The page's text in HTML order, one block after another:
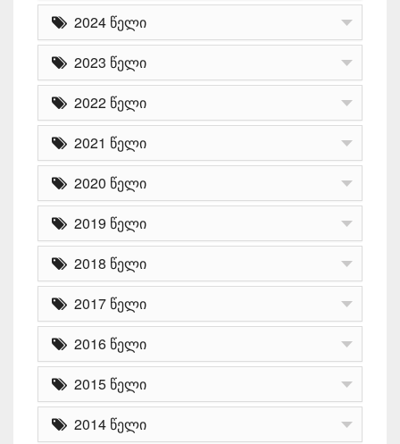
2024 წელი
2023 წელი
2022 წელი
2021 წელი
2020 წელი
2019 წელი
2018 წელი
2017 წელი
2016 წელი
2015 წელი
2014 წელი